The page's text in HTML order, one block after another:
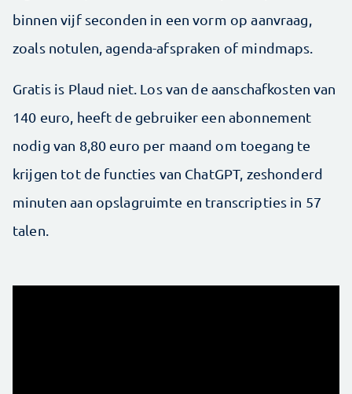
binnen vijf seconden in een vorm op aanvraag,
zoals notulen, agenda-afspraken of mindmaps.
Gratis is Plaud niet. Los van de aanschafkosten van
140 euro, heeft de gebruiker een abonnement
nodig van 8,80 euro per maand om toegang te
krijgen tot de functies van ChatGPT, zeshonderd
minuten aan opslag­ruimte en transcripties in 57
talen.